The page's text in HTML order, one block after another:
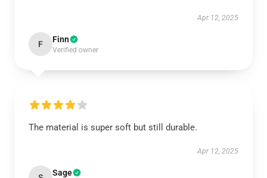
Apr 12, 2025
F Finn
Verified owner
The material is super soft but still durable.
Apr 12, 2025
Sage